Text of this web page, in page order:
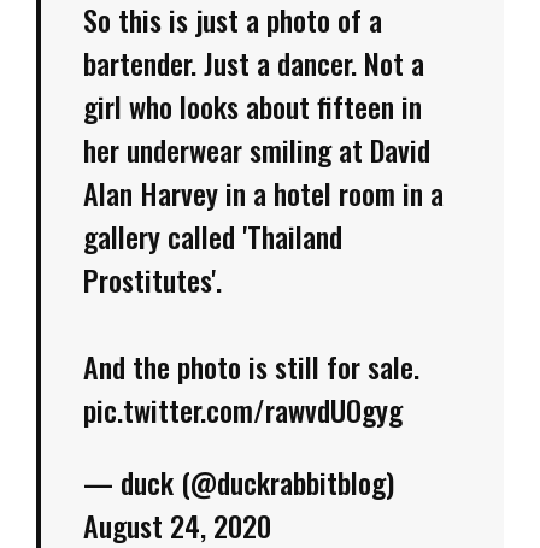
So this is just a photo of a
bartender. Just a dancer. Not a
girl who looks about fifteen in
her underwear smiling at David
Alan Harvey in a hotel room in a
gallery called 'Thailand
Prostitutes'.
And the photo is still for sale.
pic.twitter.com/rawvdUOgyg
— duck (@duckrabbitblog)
August 24, 2020